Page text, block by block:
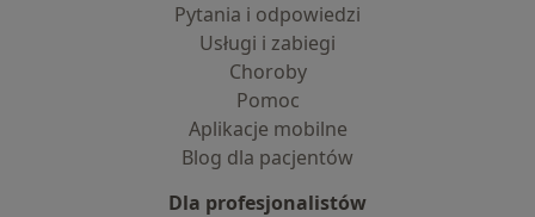
Pytania i odpowiedzi
Usługi i zabiegi
Choroby
Pomoc
Aplikacje mobilne
Blog dla pacjentów
Dla profesjonalistów